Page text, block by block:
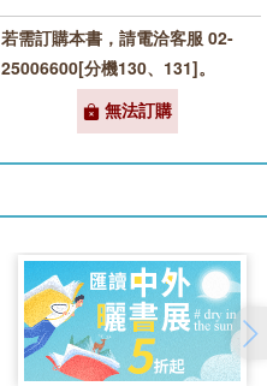
若需訂購本書，請電洽客服 02-
25006600[分機130、131]。
無法訂購